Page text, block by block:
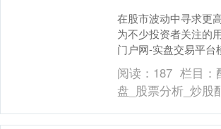
在股市波动中寻求更
为不少投资者关注的
门户网-实盘交易平台
考，面对阛阓上繁密
追求高收益的同期....
阅读： 187 栏目：
盘_股票分析_炒股